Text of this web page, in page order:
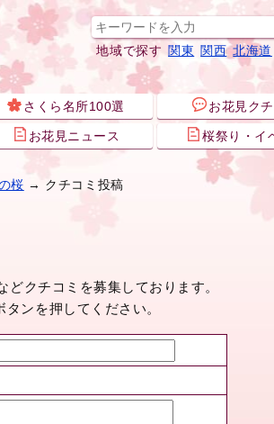
地域で探す 関東 関西 北海道
さくら名所100選 お花見ク
お花見ニュース 桜祭り・イ
桜 → クチコミ投稿
クチコミを募集しております。
ンを押してください。